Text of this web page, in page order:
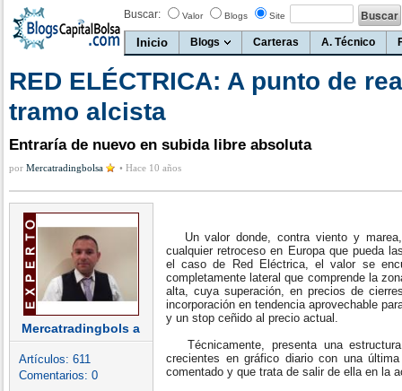
Buscar: Valor Blogs Site
Inicio Blogs Carteras A. Técnico
RED ELÉCTRICA: A punto de
tramo alcista
Entraría de nuevo en subida libre absoluta
por Mercatradingbolsa • Hace 10 años
Mercatradingbols a
Artículos: 611
Comentarios: 0
Un valor donde, contra viento y marea,
cualquier retroceso en Europa que pueda
el caso de Red Eléctrica, el valor se
completamente lateral que comprende la
alta, cuya superación, en precios de
incorporación en tendencia aprovechable
y un stop ceñido al precio actual.
Técnicamente, presenta una
crecientes en gráfico diario con una
comentado y que trata de salir de ella en la